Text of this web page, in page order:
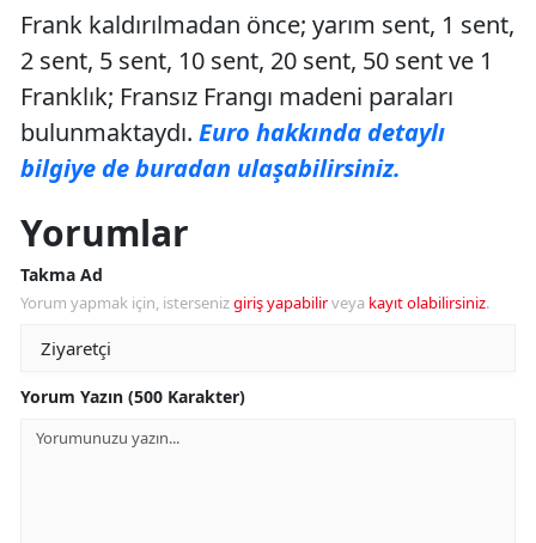
Frank kaldırılmadan önce; yarım sent, 1 sent,
2 sent, 5 sent, 10 sent, 20 sent, 50 sent ve 1
Franklık; Fransız Frangı madeni paraları
bulunmaktaydı. Euro hakkında detaylı
bilgiye de buradan ulaşabilirsiniz.
Yorumlar
Takma Ad
Yorum yapmak için, istersenizgiriş yapabilirveya kayıt olabilirsiniz.
Yorum Yazın (500 Karakter)